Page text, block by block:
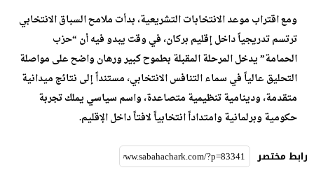
ومع اقتراب موعد الانتخابات التشريعية، بدأت ملامح السباق الانتخابي
ترتسم تدريجياً داخل إقليم بركان، في وقت يبدو فيه أن “حزب
الحمامة” يدخل المرحلة المقبلة بطموح كبير ورهان واضح على مواصلة
التحليق عالياً في سماء التنافس الانتخابي، مستنداً إلى نتائج ميدانية
متقدمة، ودينامية تنظيمية متصاعدة، واسم سياسي يملك تجربة
حكومية وبرلمانية وامتداداً انتخابياً لافتاً داخل الإقليم.
رابط مختصر